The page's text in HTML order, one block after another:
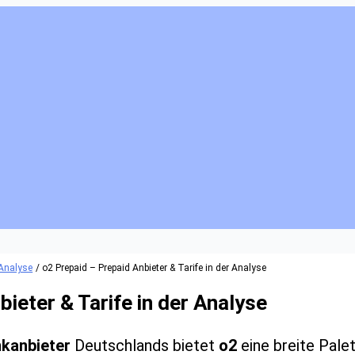
o2 Prepaid – Prepaid Anbieter & Tarife in der Analyse
& Tarife in der Analyse
Deutschlands bietet o2 eine breite